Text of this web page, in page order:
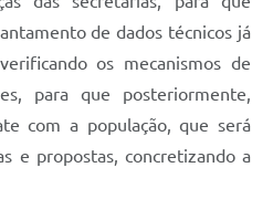
de dados técnicos já
os mecanismos de
para que posteriormente,
com a população, que será
e propostas, concretizando a